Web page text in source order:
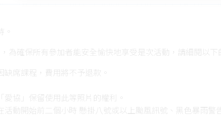
為確保所有參加者能安全愉快地享受是次活動，請細閱以下
席課程，費用將不予退款。
協」保留使用此等照片的權利。
動開始前二個小時 懸掛八號或以上颱風訊號、黑色暴雨